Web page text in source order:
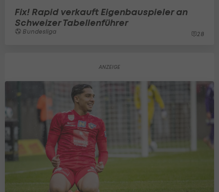
Fix! Rapid verkauft Eigenbauspieler an
Schweizer Tabellenführer
Bundesliga 28